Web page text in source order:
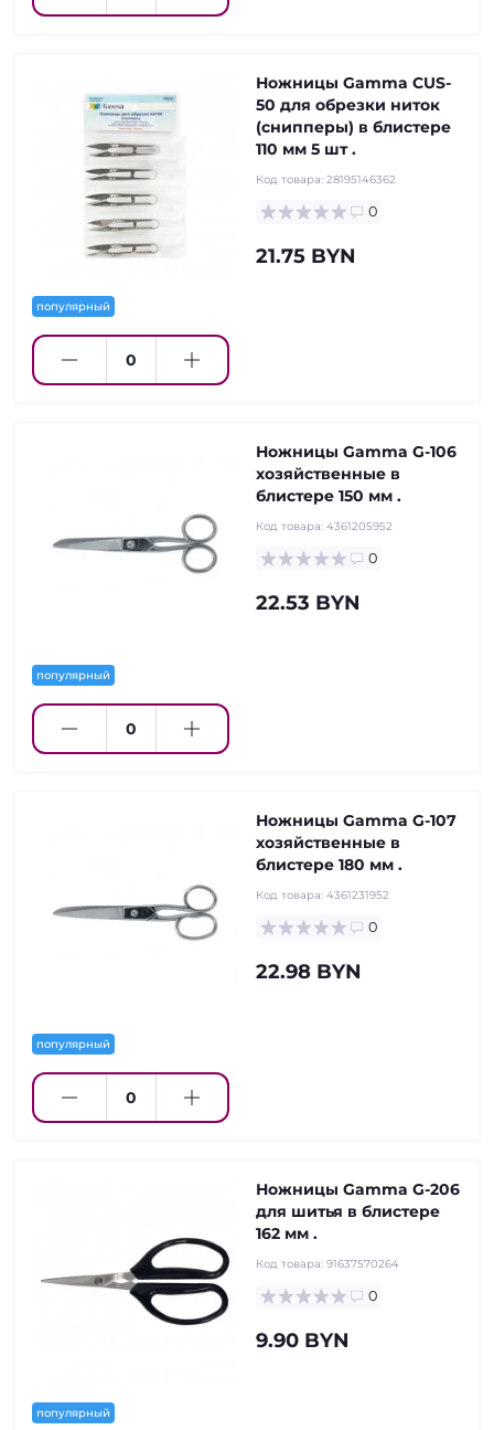
популярный
Ножницы Gamma CUS-
50 для обрезки ниток
(снипперы) в блистере
110 мм 5 шт .
Код товара: 28195146362
0
21.75 BYN
популярный
Ножницы Gamma G-106
хозяйственные в
блистере 150 мм .
Код товара: 4361205952
0
22.53 BYN
популярный
Ножницы Gamma G-107
хозяйственные в
блистере 180 мм .
Код товара: 4361231952
0
22.98 BYN
популярный
Ножницы Gamma G-206
для шитья в блистере
162 мм .
Код товара: 91637570264
0
9.90 BYN